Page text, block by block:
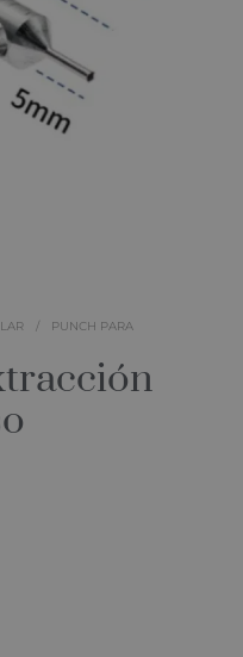
/
PUNCH PARA